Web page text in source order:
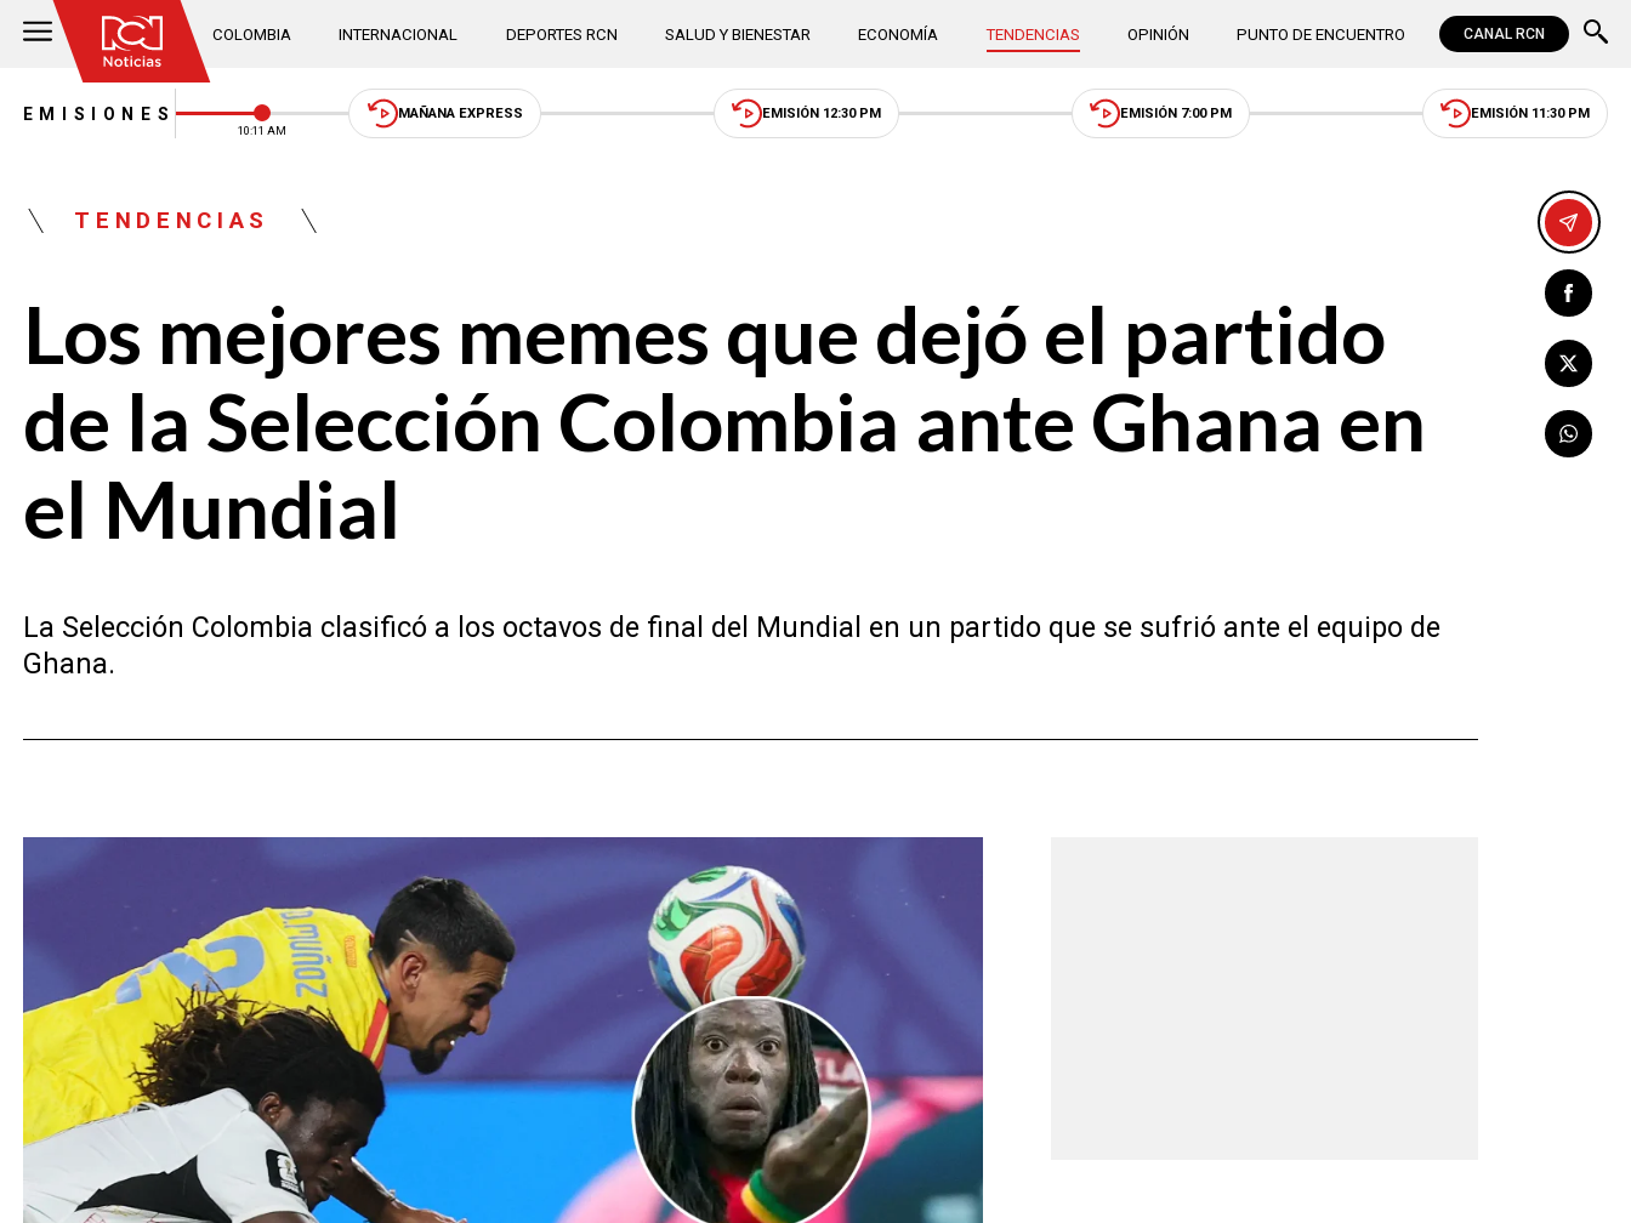
COLOMBIA INTERNACIONAL DEPORTES RCN SALUD Y BIENESTAR ECONOMÍA TENDENCIAS OPINIÓN PUNTO DE ENCUENTRO CANAL RCN
EMISIONES
10:11 AM
MAÑANA EXPRESS EMISIÓN 12:30 PM EMISIÓN 7:00 PM EMISIÓN 11:30 PM
TENDENCIAS
Los mejores memes que dejó el partido
de la Selección Colombia ante Ghana en
el Mundial
La Selección Colombia clasificó a los octavos de final del Mundial en un partido que se sufrió ante el equipo de
Ghana.